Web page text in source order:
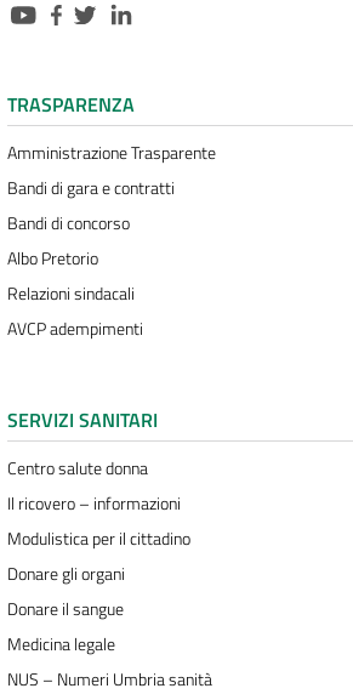
TRASPARENZA
Amministrazione Trasparente
Bandi di gara e contratti
Bandi di concorso
Albo Pretorio
Relazioni sindacali
AVCP adempimenti
SERVIZI SANITARI
Centro salute donna
Il ricovero – informazioni
Modulistica per il cittadino
Donare gli organi
Donare il sangue
Medicina legale
NUS – Numeri Umbria sanità